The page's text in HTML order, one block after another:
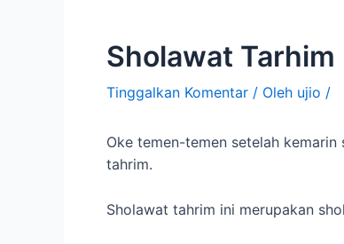
Sholawat Tarhim
Tinggalkan Komentar / Oleh ujio /
Oke temen-temen setelah kemarin
tahrim.
Sholawat tahrim ini merupakan